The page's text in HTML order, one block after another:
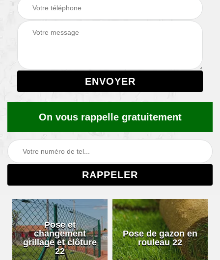
On vous rappelle gratuitement
Pose et
changement
grillage et clôture
22
Pose de gazon en
rouleau 22